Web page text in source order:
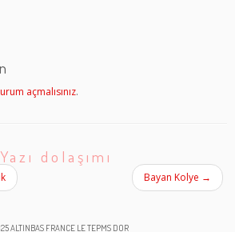
açmalısınız.
Yazı dolaşımı
Bayan Kolye →
ALTINBAS FRANCE LE TEPMS DOR